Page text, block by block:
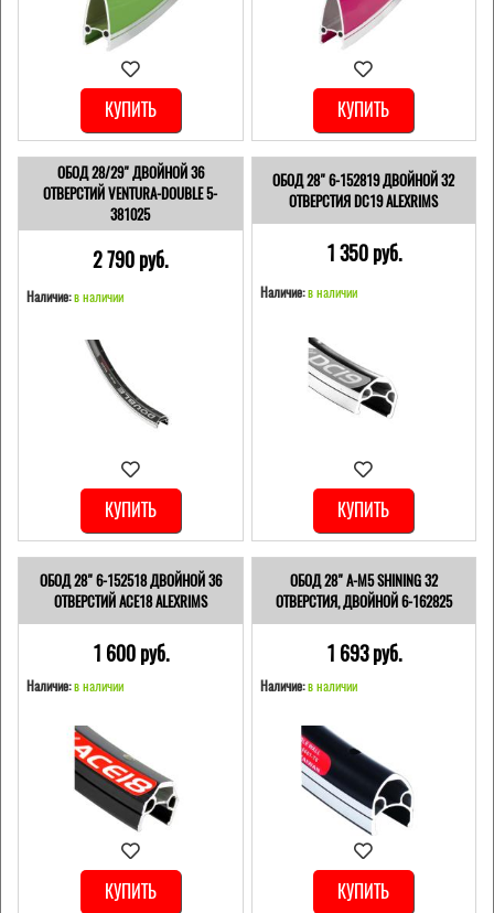
КУПИТЬ КУПИТЬ
ОБОД 28/29" ДВОЙНОЙ 36
ОТВЕРСТИЙ VENTURA-DOUBLE 5-
381025
2 790 pуб.
Наличие:в наличии
КУПИТЬ
ОБОД 28" 6-152819 ДВОЙНОЙ 32
ОТВЕРСТИЯ DC19 ALEXRIMS
1 350 pуб.
Наличие: в наличии
КУПИТЬ
ОБОД 28" 6-152518 ДВОЙНОЙ 36
ОТВЕРСТИЙ ACE18 ALEXRIMS
1 600 pуб.
Наличие:в наличии
КУПИТЬ
ОБОД 28" A-M5 SHINING 32
ОТВЕРСТИЯ, ДВОЙНОЙ 6-162825
1 693 pуб.
Наличие: в наличии
КУПИТЬ